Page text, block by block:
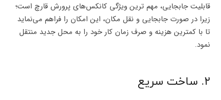
قابلیت جابجایی، مهم ترین ویژگی کانکس‌های پرورش قارچ است؛
زیرا در صورت جابجایی و نقل مکان، این امکان را فراهم می‌نماید
تا با کمترین هزینه و صرف زمان کار خود را به محل جدید منتقل
نمود.
۲. ساخت سریع